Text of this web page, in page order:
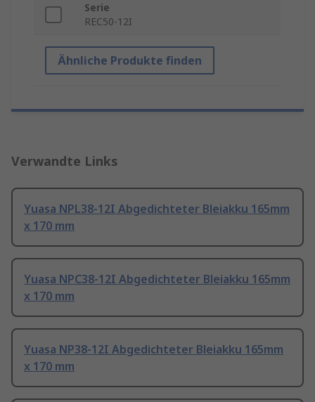
Serie
REC50-12I
Ähnliche Produkte finden
Verwandte Links
Yuasa NPL38-12I Abgedichteter Bleiakku 165mm
x 170 mm
Yuasa NPC38-12I Abgedichteter Bleiakku 165mm
x 170 mm
Yuasa NP38-12I Abgedichteter Bleiakku 165mm
x 170 mm